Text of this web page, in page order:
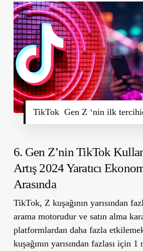
TikTok Gen Z ‘nin ilk
6. Gen Z’nin TikTok
Artış 2024 Yaratıcı
Arasında
TikTok, Z kuşağının yarısından
arama motorudur ve satın alma
platformlardan daha fazla
kuşağının yarısından fazlası için 1